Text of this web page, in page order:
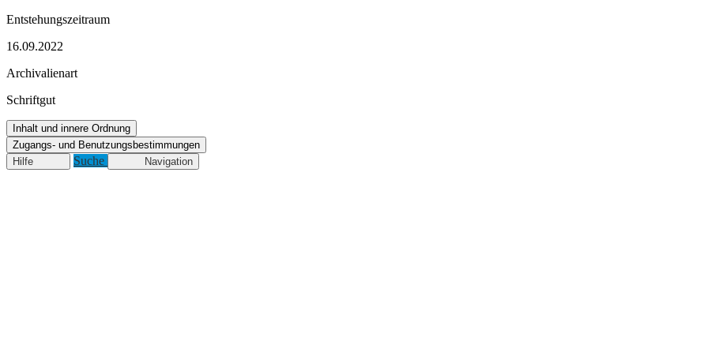
Entstehungszeitraum
16.09.2022
Archivalienart
Schriftgut
Inhalt und innere Ordnung
Zugangs- und Benutzungsbestimmungen
Hilfe
Suche Navigation